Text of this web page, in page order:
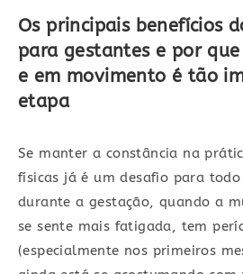
Os principais benefícios
para gestantes e por
e em movimento é tão
etapa
Se manter a constância na
físicas já é um desafio para
durante a gestação, quando a
se sente mais fatigada, tem
(especialmente nos primeiros